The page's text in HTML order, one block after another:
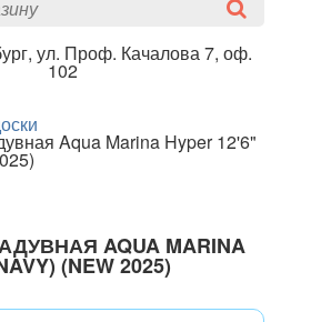
, ул. Проф. Качалова 7, оф.
102
Aqua Marina Hyper 12'6"
AQUA MARINA
(NEW 2025)